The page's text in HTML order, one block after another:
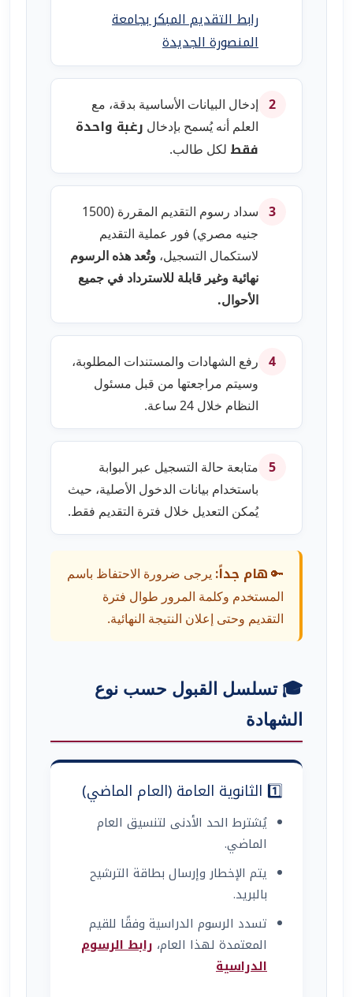
رابط التقديم المبكر بجامعة
المنصورة الجديدة
2
إدخال البيانات الأساسية بدقة، مع
العلم أنه يُسمح بإدخال رغبة واحدة
فقط لكل طالب.
3
سداد رسوم التقديم المقررة (1500
جنيه مصري) فور عملية التقديم
لاستكمال التسجيل، وتُعد هذه الرسوم
نهائية وغير قابلة للاسترداد في جميع
الأحوال.
4
رفع الشهادات والمستندات المطلوبة،
وسيتم مراجعتها من قبل مسئول
النظام خلال 24 ساعة.
5
متابعة حالة التسجيل عبر البوابة
باستخدام بيانات الدخول الأصلية، حيث
يُمكن التعديل خلال فترة التقديم فقط.
🔑 هام جداً: يرجى ضرورة الاحتفاظ باسم
المستخدم وكلمة المرور طوال فترة
التقديم وحتى إعلان النتيجة النهائية.
🎓 تسلسل القبول حسب نوع
الشهادة
1️⃣ الثانوية العامة (العام الماضي)
يُشترط الحد الأدنى لتنسيق العام
الماضي.
يتم الإخطار وإرسال بطاقة الترشيح
بالبريد.
تسدد الرسوم الدراسية وفقًا للقيم
المعتمدة لهذا العام، رابط الرسوم
الدراسية